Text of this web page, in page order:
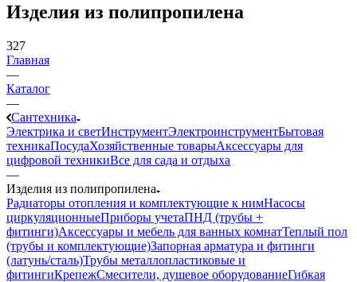
Изделия из полипропилена
327
Главная
—
Каталог
—
Сантехника
Электрика и светИнструментЭлектроинструментБытовая
техникаПосудаХозяйственные товарыАксессуары для
цифровой техникиВсе для сада и отдыха
—
Изделия из полипропилена
Радиаторы отопления и комплектующие к нимНасосы
циркуляционныеПриборы учетаПНД (трубы +
фитинги)Аксессуары и мебель для ванных комнатТеплый пол
(трубы и комплектующие)Запорная арматура и фитинги
(латунь/сталь)Трубы металлопластиковые и
фитингиКрепежСмесители, душевое оборудованиеГибкая